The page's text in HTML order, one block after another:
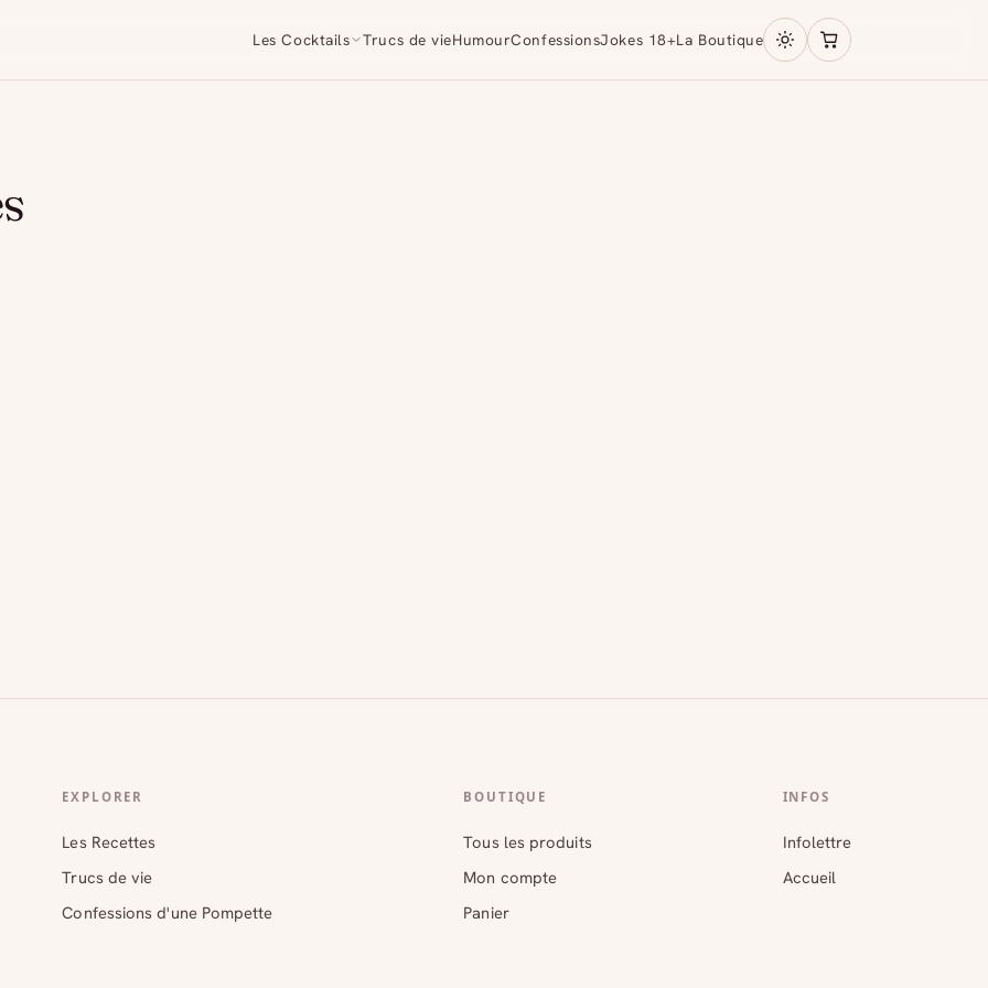
Les Cocktails Trucs de vieHumourConfessionsJokes 18+La Boutique
EXPLORER
Les Recettes
Trucs de vie
Confessions d'une Pompette
BOUTIQUE
Tous les produits
Mon compte
Panier
INFOS
Infolettre
Accueil